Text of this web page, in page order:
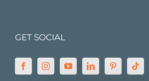
GET SOCIAL